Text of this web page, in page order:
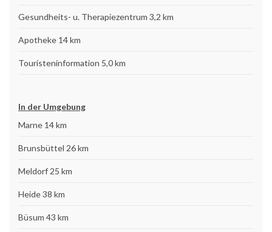
Gesundheits- u. Therapiezentrum 3,2 km
Apotheke 14 km
Touristeninformation 5,0 km
In der Umgebung
Marne 14 km
Brunsbüttel 26 km
Meldorf 25 km
Heide 38 km
Büsum 43 km